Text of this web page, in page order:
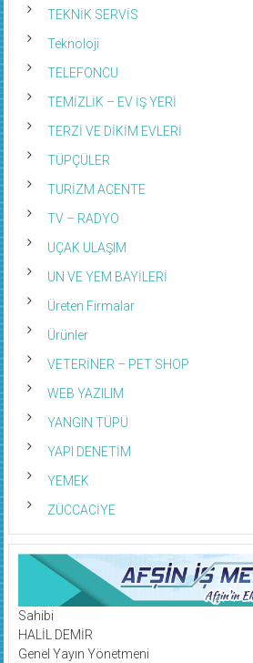
TEKNİK SERVİS
Teknoloji
TELEFONCU
TEMİZLİK – EV İŞ YERİ
TERZİ VE DİKİM EVLERİ
TÜPÇÜLER
TURİZM ACENTE
TV – RADYO
UÇAK ULAŞIM
UN VE YEM BAYİLERİ
Üreten Firmalar
Ürünler
VETERİNER – PET SHOP
WEB YAZILIM
YANGIN TÜPÜ
YAPI DENETİM
YEMEK
ZÜCCACİYE
Sahibi
HALİL DEMİR
Genel Yayın Yönetmeni